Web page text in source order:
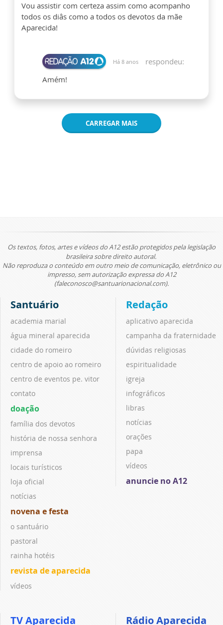
Vou assistir com certeza assim como acompanho
todos os diâs como a todos os devotos da mãe
Aparecida!
Há 8 anos
respondeu:
Amém!
CARREGAR MAIS
Os textos, fotos, artes e vídeos do A12 estão protegidos pela legislação
brasileira sobre direito autoral.
Não reproduza o conteúdo em outro meio de comunicação, eletrônico ou
impresso, sem autorização expressa do A12
(faleconosco@santuarionacional.com).
Santuário
academia marial
água mineral aparecida
cidade do romeiro
centro de apoio ao romeiro
centro de eventos pe. vitor
contato
doação
família dos devotos
história de nossa senhora
imprensa
locais turísticos
loja oficial
notícias
novena e festa
o santuário
pastoral
rainha hotéis
revista de aparecida
vídeos
Redação
aplicativo aparecida
campanha da fraternidade
dúvidas religiosas
espiritualidade
igreja
infográficos
libras
notícias
orações
papa
vídeos
anuncie no A12
TV Aparecida Rádio Aparecida